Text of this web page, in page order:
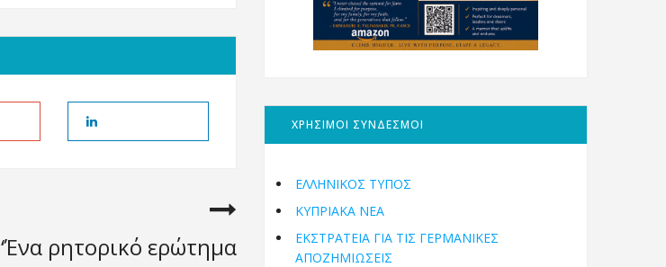
‘Ένα ρητορικό ερώτημα
ΧΡΗΣΙΜΟΙ ΣΥΝΔΕΣΜΟΙ
ΕΛΛΗΝΙΚΟΣ ΤΥΠΟΣ
ΚΥΠΡΙΑΚΑ ΝΕΑ
ΕΚΣΤΡΑΤΕΙΑ ΓΙΑ ΤΙΣ ΓΕΡΜΑΝΙΚΕΣ
ΑΠΟΖΗΜΙΩΣΕΙΣ